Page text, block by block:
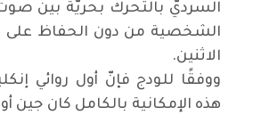
السرديّ بالتحرك بحريَّة بين
الشخصية من دون الحفاظ على
الاثنين.
ووفقًا للودج فإنّ أول روائي
هذه الإمكانية بالكامل كان